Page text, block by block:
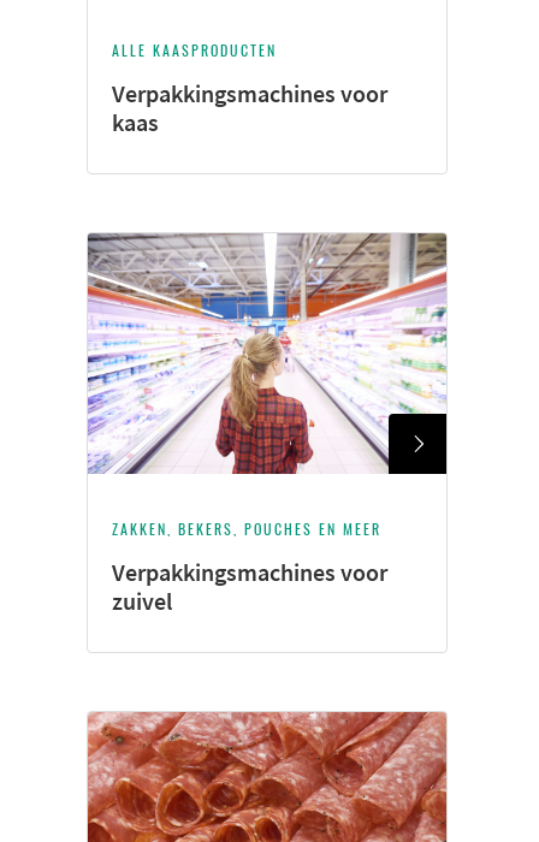
ALLE KAASPRODUCTEN
Verpakkingsmachines voor
kaas
ZAKKEN, BEKERS, POUCHES EN MEER
Verpakkingsmachines voor
zuivel